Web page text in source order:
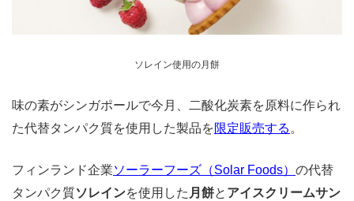
ソレイン使用の月餅
味の素がシンガポールで今月、二酸化炭素を原料に作られ
た代替タンパク質を使用した製品を限定販売する 。
フィンランド企業ソーラーフーズ（Solar Foods） の代替
タンパク質ソレインを使用した 月餅と アイスクリームサン